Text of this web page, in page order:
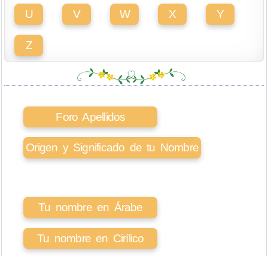
U V W X Y
Z
Foro Apellidos
Origen y Significado de tu Nombre
Tu nombre en Árabe
Tu nombre en Cirílico